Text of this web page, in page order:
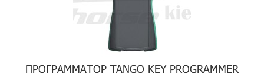
ПРОГРАММАТОР TANGO KEY PROGRAMMER